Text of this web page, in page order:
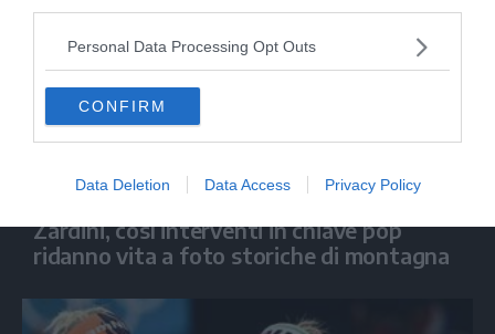
Personal Data Processing Opt Outs
CONFIRM
Data Deletion Data Access Privacy Policy
MOSTRA
Zardini, così interventi in chiave pop
ridanno vita a foto storiche di montagna